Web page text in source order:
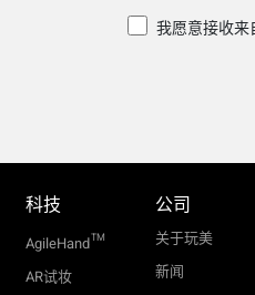
我愿意接收来
科技
AgileHandTM
AR试妆
公司
关于玩美
新闻